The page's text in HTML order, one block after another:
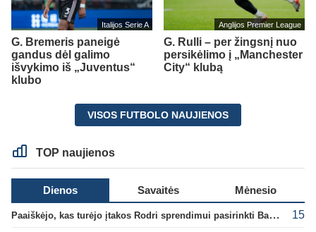
Italijos Serie A
G. Bremeris paneigė
gandus dėl galimo
išvykimo iš „Juventus“
klubo
Anglijos Premier League
G. Rulli – per žingsnį nuo
persikėlimo į „Manchester
City“ klubą
VISOS FUTBOLO NAUJIENOS
TOP naujienos
Dienos Savaitės Mėnesio
Paaiškėjo, kas turėjo įtakos Rodri sprendimui pasirinkti Barselonos pusę 15